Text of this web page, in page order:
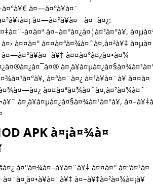
à¤—à¤°à¥à¤¨
à¤—à¤°à¥à¤¨ à¤¨à¤¿:
à¤à¤ª à¤–à¤°à¤¿à¤¦à¤¹à¤°à¥‚
à¤¤à¤° à¤¤à¤ªà¤¾à¤ˆà¤‚à¤²à¥‡ à¤µà¤
à¤¤à¤°à¤¿à¤•à¤¾
à¤ªà¤¨à¤¿ à¤¹à¥à¤¨à¥ à¤¤à¤
à¤¤à¤ªà¤¾à¤ˆà¤‚à¤²à¤¾à¤ˆ
à¤¸à¥à¤µà¤¿à¤§à¤¾à¤¹à¤°à¥‚
APK à¤¡à¤¾à¤
à¤°à¤¾à¤–à¥à¤¨à¥‡ à¤¤à¤° à¤ªà¤¹à¤
à¤¨à¤¸à¤•à¥à¤¨à¥‡ à¤–à¥‡à¤²à¤¾à¤¡à¥